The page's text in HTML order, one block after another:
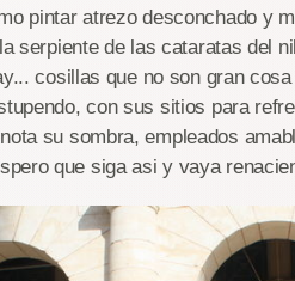
pintar atrezo desconchado y
serpiente de las cataratas del
cosillas que no son gran
con sus sitios para
su sombra, empleados
que siga asi y vaya